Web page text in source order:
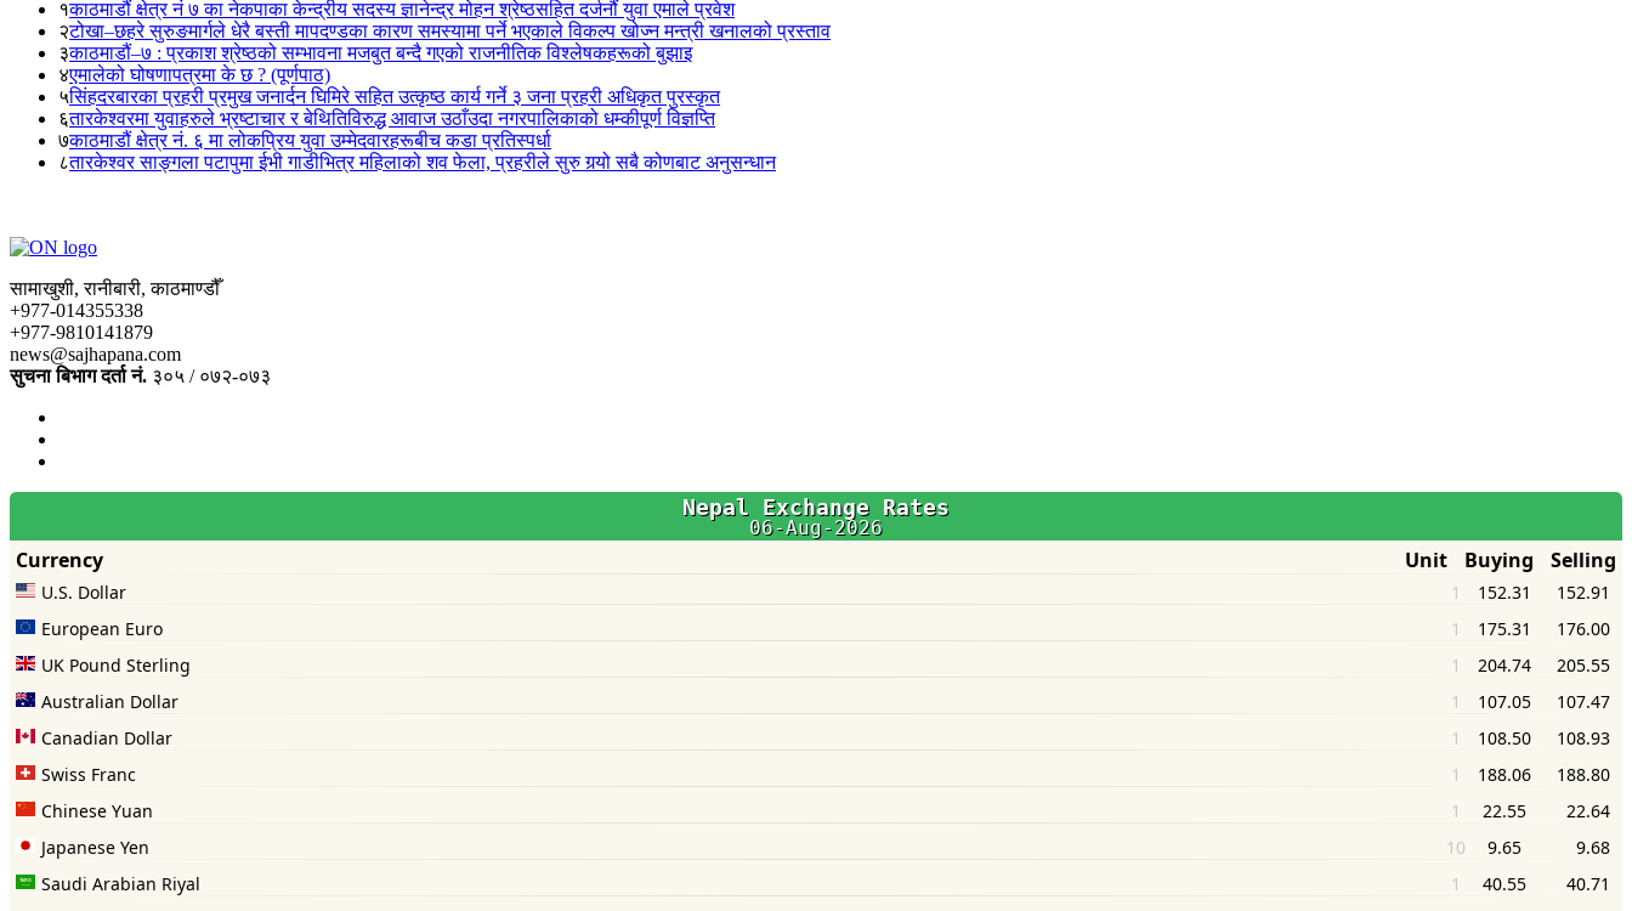
१काठमाडौं क्षेत्र नं ७ का नेकपाका केन्द्रीय सदस्य ज्ञानेन्द्र मोहन श्रेष्ठसहित दर्जनौं युवा एमाले प्रवेश
२टोखा–छहरे सुरुङमार्गले धेरै बस्ती मापदण्डका कारण समस्यामा पर्ने भएकाले विकल्प खोज्न मन्त्री खनालको प्रस्ताव
३काठमाडौं–७ : प्रकाश श्रेष्ठको सम्भावना मजबुत बन्दै गएको राजनीतिक विश्लेषकहरूको बुझाइ
४एमालेको घोषणापत्रमा के छ ? (पूर्णपाठ)
५सिंहदरबारका प्रहरी प्रमुख जनार्दन घिमिरे सहित उत्कृष्ठ कार्य गर्ने ३ जना प्रहरी अधिकृत पुरस्कृत
६तारकेश्वरमा युवाहरुले भ्रष्टाचार र बेथितिविरुद्ध आवाज उठाँउदा नगरपालिकाको धम्कीपूर्ण विज्ञप्ति
७काठमाडौं क्षेत्र नं. ६ मा लोकप्रिय युवा उम्मेदवारहरूबीच कडा प्रतिस्पर्धा
८तारकेश्वर साङ्गला पटापुमा ईभी गाडीभित्र महिलाको शव फेला, प्रहरीले सुरु गर्‍यो सबै कोणबाट अनुसन्धान
सामाखुशी, रानीबारी, काठमाण्डौँ
+977-014355338
+977-9810141879
news@sajhapana.com
सुचना बिभाग दर्ता नं. ३०५ / ०७२-०७३